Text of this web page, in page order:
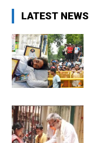
LATEST NEWS